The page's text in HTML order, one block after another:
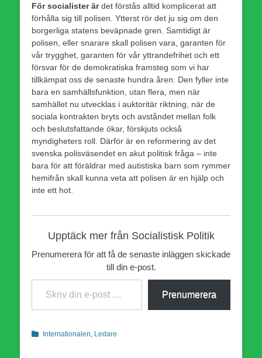
För socialister ärdet förstås alltid komplicerat att
förhålla sig till polisen. Ytterst rör det ju sig om den
borgerliga statens beväpnade gren. Samtidigt är
polisen, eller snarare skall polisen vara, garanten för
vår trygghet, garanten för vår yttrandefrihet och ett
försvar för de demokratiska framsteg som vi har
tillkämpat oss de senaste hundra åren. Den fyller inte
bara en samhällsfunktion, utan flera, men när
samhället nu utvecklas i auktoritär riktning, när de
sociala kontrakten bryts och avståndet mellan folk
och beslutsfattande ökar, förskjuts också
myndigheters roll. Därför är en reformering av det
svenska polisväsendet en akut politisk fråga – inte
bara för att föräldrar med autistiska barn som rymmer
hemifrån skall kunna veta att polisen är en hjälp och
inte ett hot.
Upptäck mer från Socialistisk Politik
Prenumerera för att få de senaste inläggen skickade
till din e-post.
Skriv din e-post …
Prenumerera
Kategorier
Internationalen Ledare